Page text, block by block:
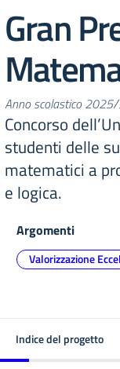
Gran
Anno scolastico
Concorso
studenti delle
matematici a
e logica.
Argomenti
Valorizzazione
Indice del progetto